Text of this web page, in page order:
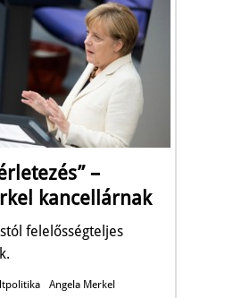
–
kancellárnak
felelősségteljes
Angela Merkel